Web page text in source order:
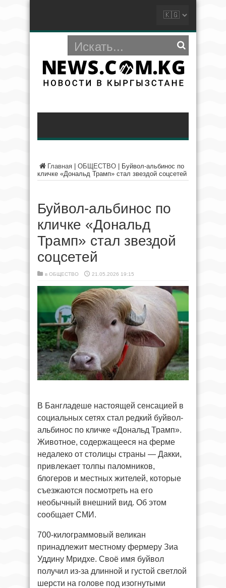
Главная ОБЩЕСТВО
Буйвол-альбинос по
кличке «Дональд Трамп» стал звездой соцсетей
Буйвол-альбинос по
кличке «Дональд
Трамп» стал звездой
соцсетей
в ОБЩЕСТВО 21.05.2026 19:15
В Бангладеше настоящей сенсацией в
социальных сетях стал редкий буйвол-
альбинос по кличке «Дональд Трамп».
Животное, содержащееся на ферме
недалеко от столицы страны — Дакки,
привлекает толпы паломников,
блогеров и местных жителей, которые
съезжаются посмотреть на его
необычный внешний вид. Об этом
сообщает СМИ.
700-килограммовый великан
принадлежит местному фермеру Зиа
Уддину Мридхе. Своё имя буйвол
получил из-за длинной и густой светлой
шерсти на голове под изогнутыми